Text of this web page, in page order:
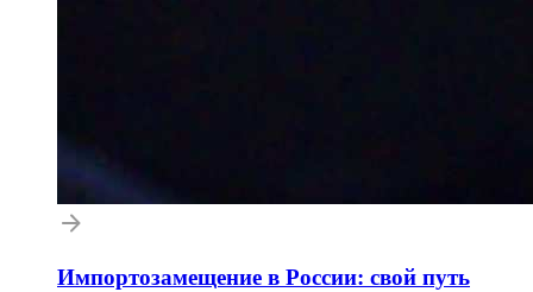
Импортозамещение в России: свой путь